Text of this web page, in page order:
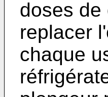
doses de
replacer
chaque